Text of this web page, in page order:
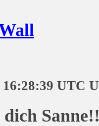
16:28:39 UTC